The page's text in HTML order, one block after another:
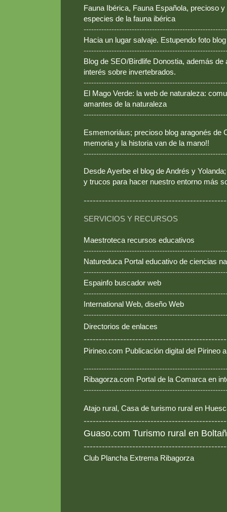
Fauna Ibérica, Fauna Española, precioso
especies de la fauna ibérica
Hacia un lugar salvaje. Estupendo foto
Blog de SEO/Birdlife Donostia, además
interés sobre invertebrados.
El Mago Verde: la web de naturaleza:
amantes de la naturaleza
Esmemoriáus; precioso blog aragonés de
memoria y la historia van de la mano!!
Desde Ayerbe el blog de Andrés y
y trucos para hacer nuestro entorno más
SERVICIOS Y RECURSOS
Maestroteca recursos educativos
Natureduca Portal educativo de ciencias
Espainfo buscador web
International Web, diseño Web
Directorios de enlaces
Pirineo.com Publicación digital del Pirineo
Ribagorza.com Portal de la Comarca en
Atajo rural, Casa de turismo rural en
Guaso.com Turismo rural en
Club Plancha Extrema Ribagorza